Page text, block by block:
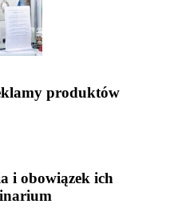
produktów
i obowiązek ich